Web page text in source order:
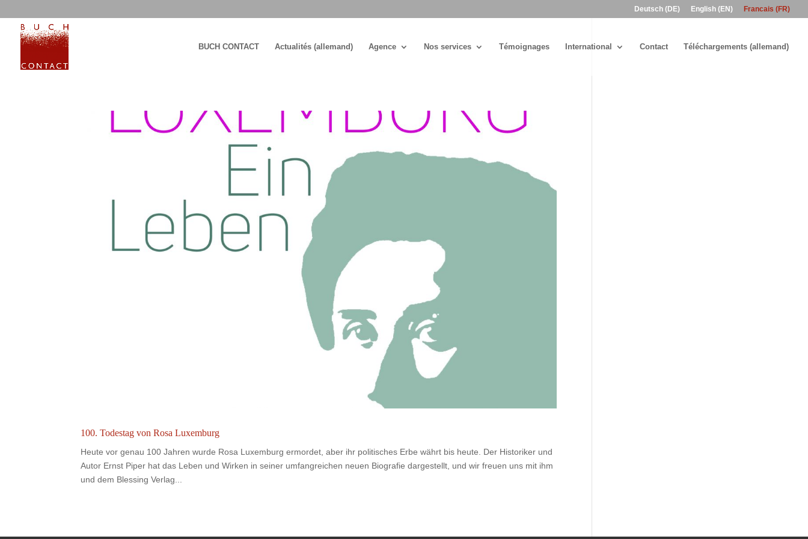
Deutsch (DE) English (EN) Francais (FR)
BUCH CONTACT Actualités (allemand) Agence Nos services Témoignages International Contact Téléchargements (allemand)
100. Todestag von Rosa Luxemburg
Heute vor genau 100 Jahren wurde Rosa Luxemburg ermordet, aber ihr politisches Erbe währt bis heute. Der Historiker und
Autor Ernst Piper hat das Leben und Wirken in seiner umfangreichen neuen Biografie dargestellt, und wir freuen uns mit ihm
und dem Blessing Verlag...